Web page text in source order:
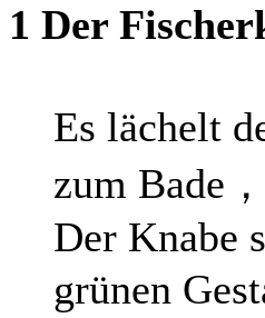
1 Der
Es lächelt
zum Bade，
Der Knabe
grünen